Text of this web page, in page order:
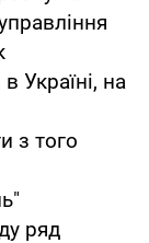
Україні, на
з того
ряд